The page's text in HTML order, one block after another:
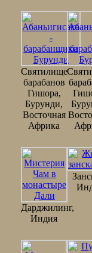
Святилище
барабанов
Гишора,
Бурунди,
Восточная
Африка
Дарджилинг,
Индия